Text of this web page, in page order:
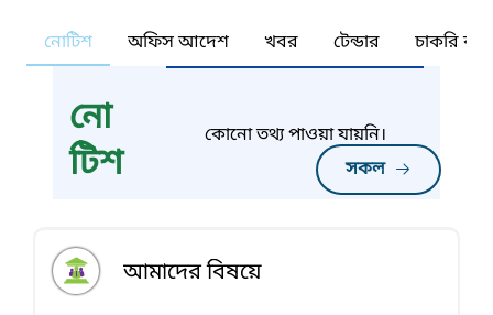
নোটিশ অফিস আদেশ খবর টেন্ডার চাকরি
নো
টিশ
সকল
কোনো তথ্য পাওয়া যায়নি।
আমাদের বিষয়ে